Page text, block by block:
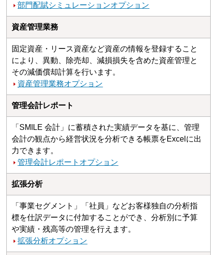
部門配賦シミュレーションオプション
資産管理業務
固定資産・リース資産など資産の情報を登録すること
により、異動、除売却、減損損失を含めた資産管理と
その減価償却計算を行います。
資産管理業務オプション
管理会計レポート
「SMILE 会計」に蓄積された実績データを基に、管理
会計の観点から経営状況を分析できる帳票をExcelに出
力できます。
管理会計レポートオプション
拡張分析
「事業セグメント」「社員」などお客様独自の分析指
標を仕訳データに付加することができ、分析別に予算
や実績・残高等の管理を行えます。
拡張分析オプション